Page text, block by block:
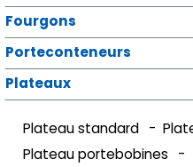
Fourgons
Porteconteneurs
Plateaux
Plateau standard
Plateau portebobines